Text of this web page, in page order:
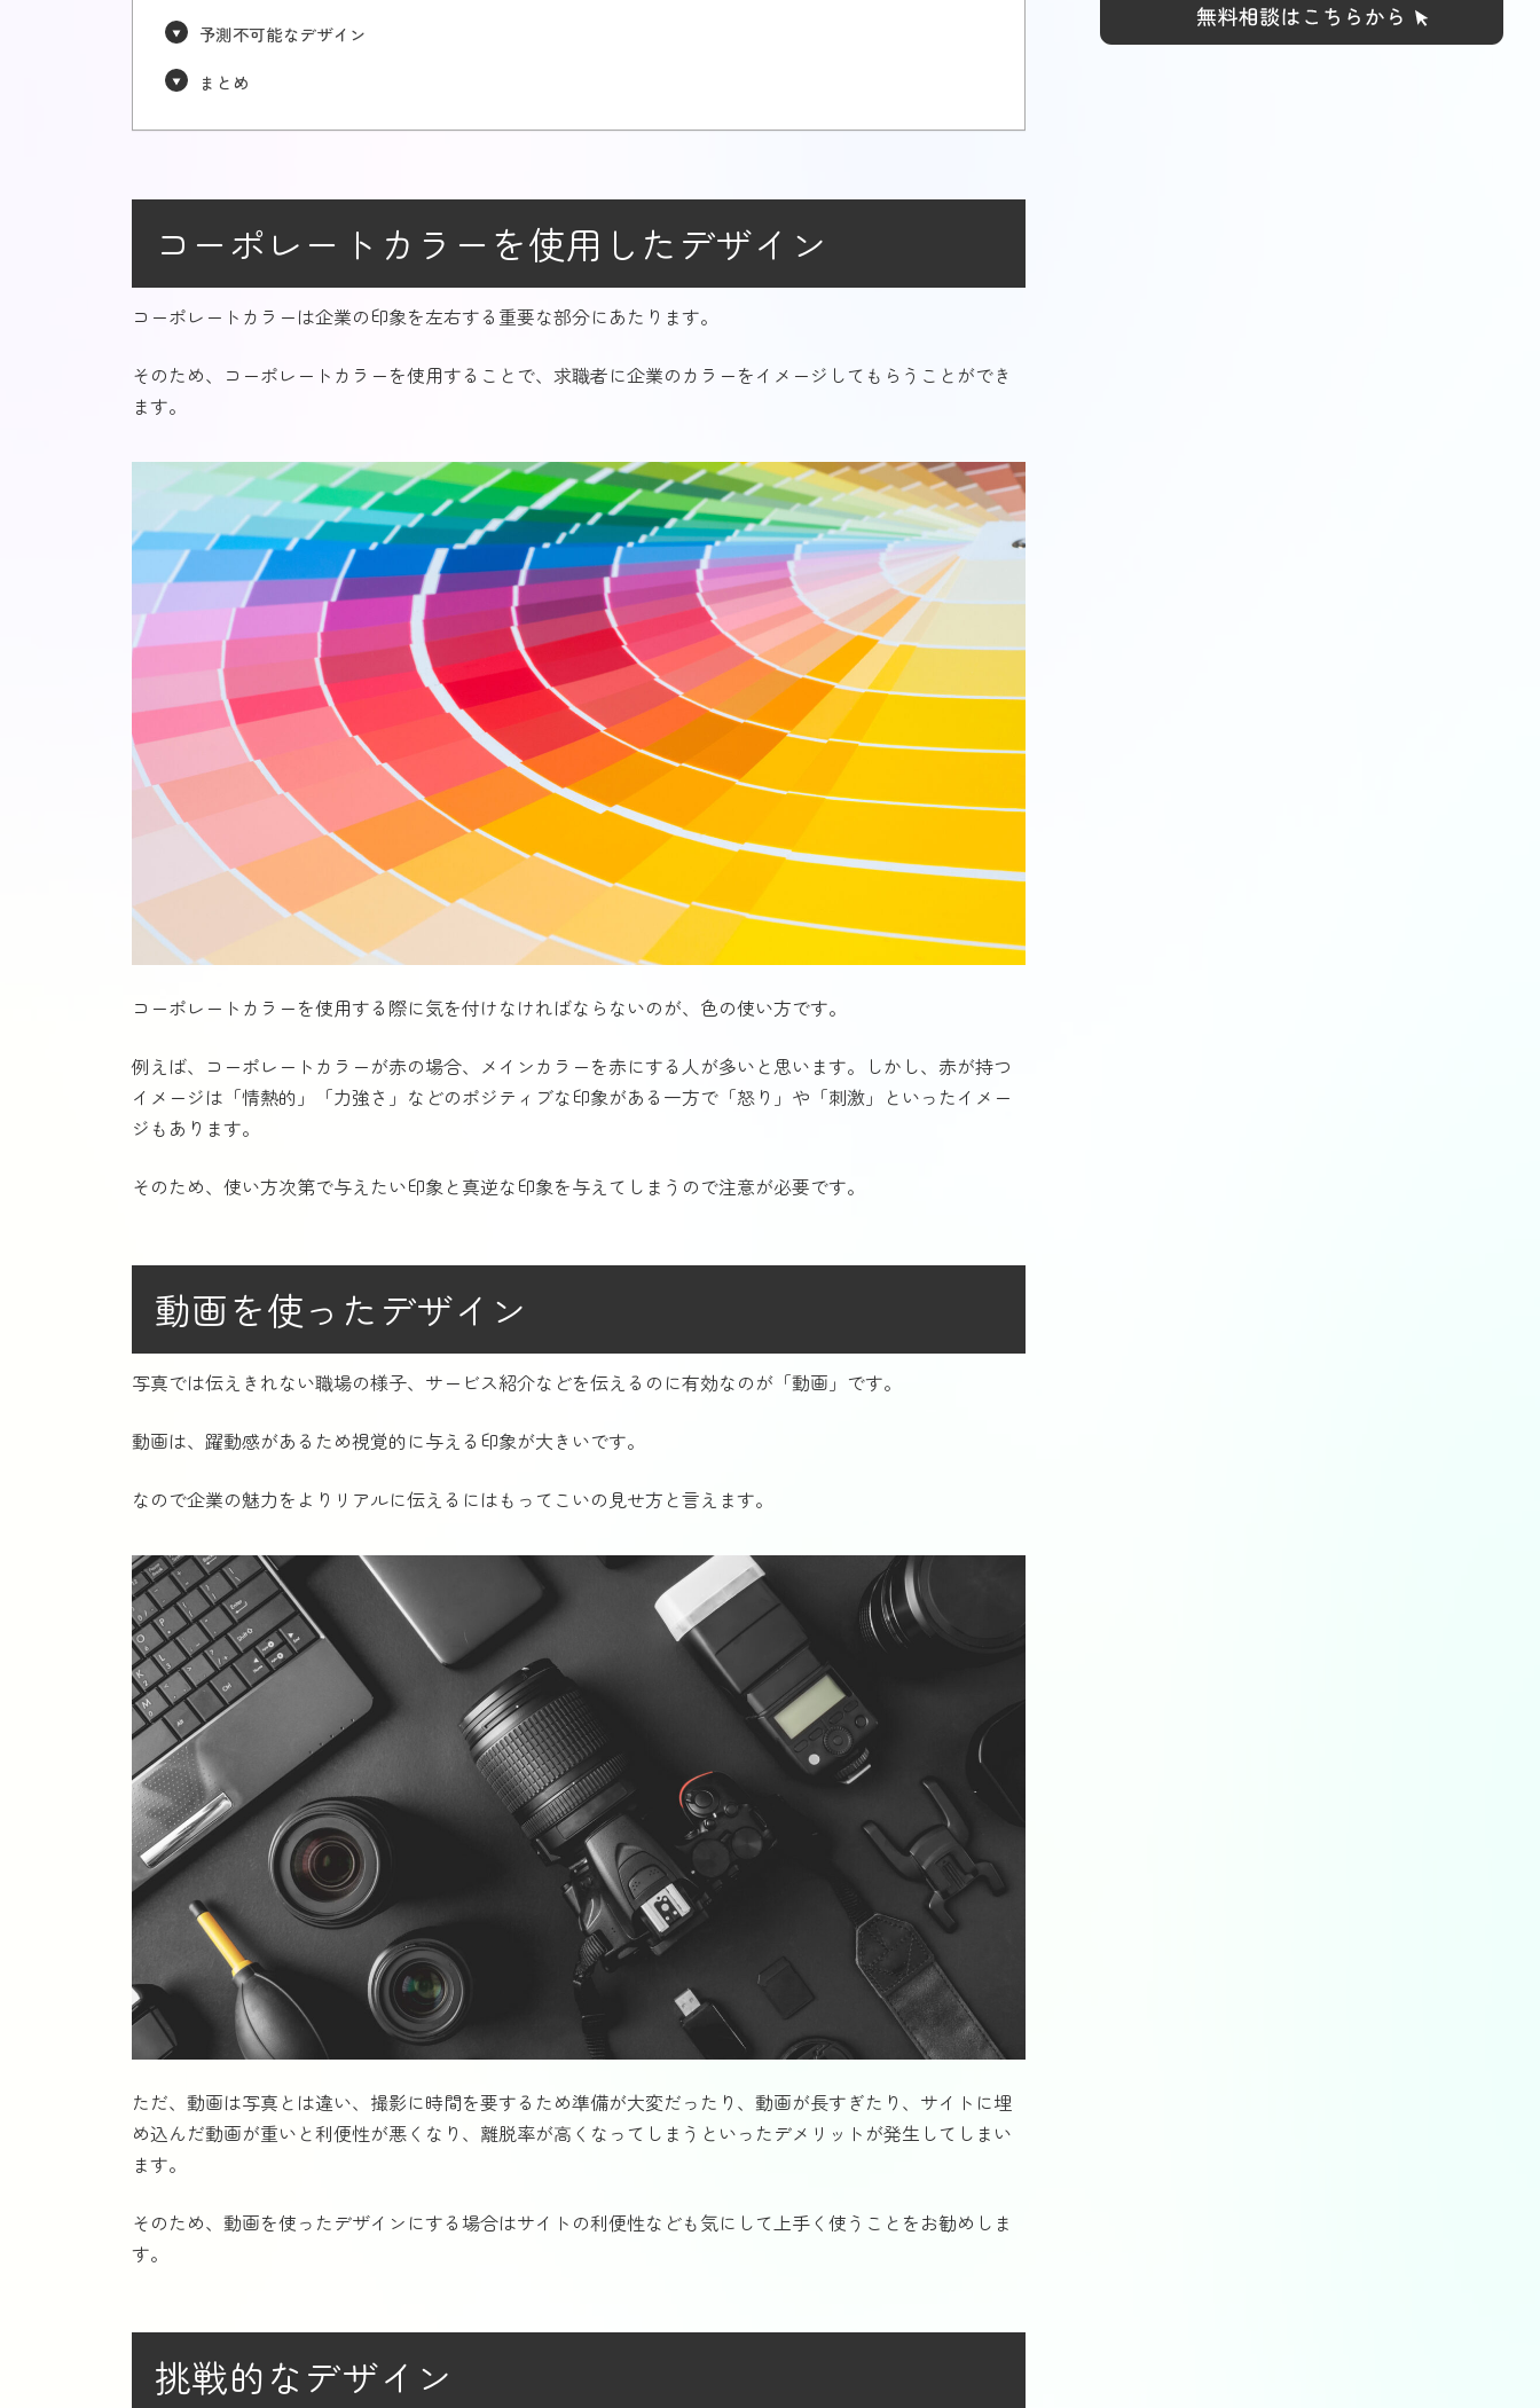
予測不可能なデザイン
まとめ
コーポレートカラーを使用したデザイン
コーポレートカラーは企業の印象を左右する重要な部分にあたります。
そのため、コーポレートカラーを使用することで、求職者に企業のカラーをイメージしてもらうことができ
ます。
コーポレートカラーを使用する際に気を付けなければならないのが、色の使い方です。
例えば、コーポレートカラーが赤の場合、メインカラーを赤にする人が多いと思います。しかし、赤が持つ
イメージは「情熱的」「力強さ」などのポジティブな印象がある一方で「怒り」や「刺激」といったイメー
ジもあります。
そのため、使い方次第で与えたい印象と真逆な印象を与えてしまうので注意が必要です。
動画を使ったデザイン
写真では伝えきれない職場の様子、サービス紹介などを伝えるのに有効なのが「動画」です。
動画は、躍動感があるため視覚的に与える印象が大きいです。
なので企業の魅力をよりリアルに伝えるにはもってこいの見せ方と言えます。
ただ、動画は写真とは違い、撮影に時間を要するため準備が大変だったり、動画が長すぎたり、サイトに埋
め込んだ動画が重いと利便性が悪くなり、離脱率が高くなってしまうといったデメリットが発生してしまい
ます。
そのため、動画を使ったデザインにする場合はサイトの利便性なども気にして上手く使うことをお勧めしま
す。
挑戦的なデザイン